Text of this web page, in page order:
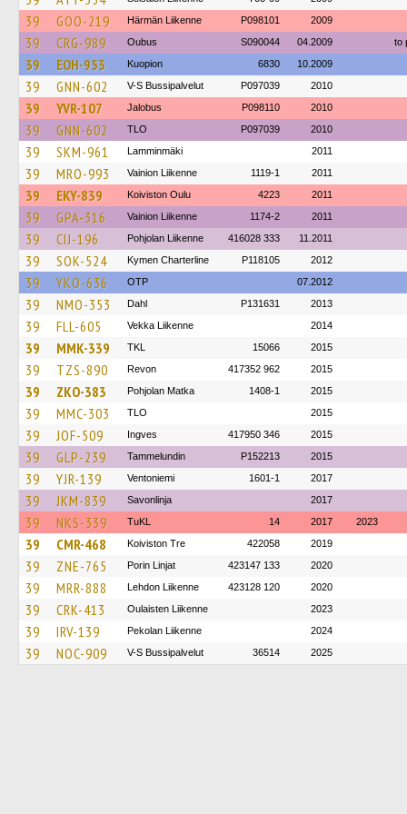
39 GOO-219 Härmän Liikenne P098101 2009
39 CRG-989 Oubus S090044 04.2009 to
39 EOH-953 Kuopion 6830 10.2009
39 GNN-602 V-S Bussipalvelut P097039 2010
39 YVR-107 Jalobus P098110 2010
39 GNN-602 TLO P097039 2010
39 SKM-961 Lamminmäki 2011
39 MRO-993 Vainion Liikenne 1119-1 2011
39 EKY-839 Koiviston Oulu 4223 2011
39 GPA-316 Vainion Liikenne 1174-2 2011
39 CIJ-196 Pohjolan Liikenne 416028 333 11.2011
39 SOK-524 Kymen Charterline P118105 2012
39 YKO-636 OTP 07.2012
39 NMO-353 Dahl P131631 2013
39 FLL-605 Vekka Liikenne 2014
39 MMK-339 TKL 15066 2015
39 TZS-890 Revon 417352 962 2015
39 ZKO-383 Pohjolan Matka 1408-1 2015
39 MMC-303 TLO 2015
39 JOF-509 Ingves 417950 346 2015
39 GLP-239 Tammelundin P152213 2015
39 YJR-139 Ventoniemi 1601-1 2017
39 JKM-839 Savonlinja 2017
39 NKS-339 TuKL 14 2017 2023
39 CMR-468 Koiviston Tre 422058 2019
39 ZNE-765 Porin Linjat 423147 133 2020
39 MRR-888 Lehdon Liikenne 423128 120 2020
39 CRK-413 Oulaisten Liikenne 2023
39 IRV-139 Pekolan Liikenne 2024
39 NOC-909 V-S Bussipalvelut 36514 2025